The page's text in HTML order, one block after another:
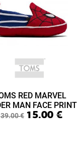
RED MARVEL
MAN FACE PRINT
LIME LAYETTE
39.00€ 15.00 €